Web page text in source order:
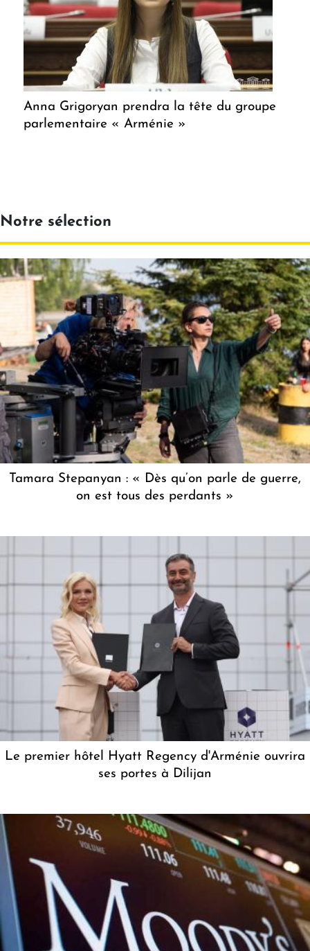
Anna Grigoryan prendra la tête du groupe
parlementaire « Arménie »
Notre sélection
Tamara Stepanyan : « Dès qu’on parle de guerre,
on est tous des perdants »
Le premier hôtel Hyatt Regency d'Arménie ouvrira
ses portes à Dilijan